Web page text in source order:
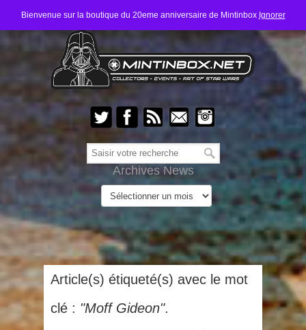
Bienvenue sur la boutique du 20eme anniversaire de Mintinbox Ignorer
Archives News
Article(s) étiqueté(s) avec le mot
clé : "Moff Gideon".